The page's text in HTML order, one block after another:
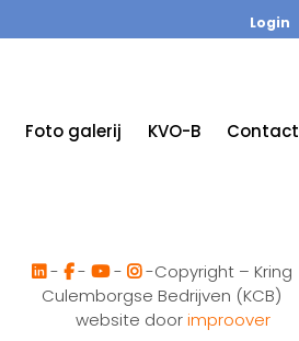
Login
Foto galerij KVO-B Contact
- - -
-Copyright – Kring
Culemborgse Bedrijven (KCB)
website doorimproover